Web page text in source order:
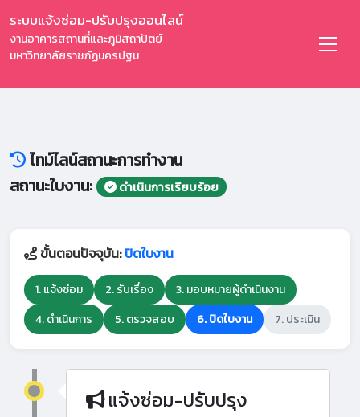
ระบบแจ้งซ่อม-ปรับปรุงออนไลน์
งานอาคารสถานที่และภูมิสถาปัตย์
มหาวิทยาลัยราชภัฏนครปฐม
ไทม์ไลน์สถานะการทำงาน
สถานะใบงาน:
ดำเนินการเรียบร้อย
ขั้นตอนปัจจุบัน:ปิดใบงาน
1. แจ้งซ่อม 2. รับเรื่อง
3. มอบหมายผู้ดำเนินงาน
4. ดำเนินการ
5. ตรวจสอบ 6. ปิดใบงาน 7. ประเมิน
แจ้งซ่อม-ปรับปรุง